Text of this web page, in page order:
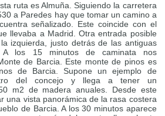
ruta es Almuña. Siguiendo la carretera
a Paredes hay que tomar un camino a
señalizado. Este coincide con el
llevaba a Madrid. Otra entrada posible
izquierda, justo detrás de las antiguas
A los 15 minutos de caminata nos
de Barcia. Este monte de pinos es
de Barcia. Supone un ejemplo de
del concejo y llega a tener un
m2 de madera anuales. Desde este
una vista panorámica de la rasa costera
de Barcia. A los 30 minutos aparece